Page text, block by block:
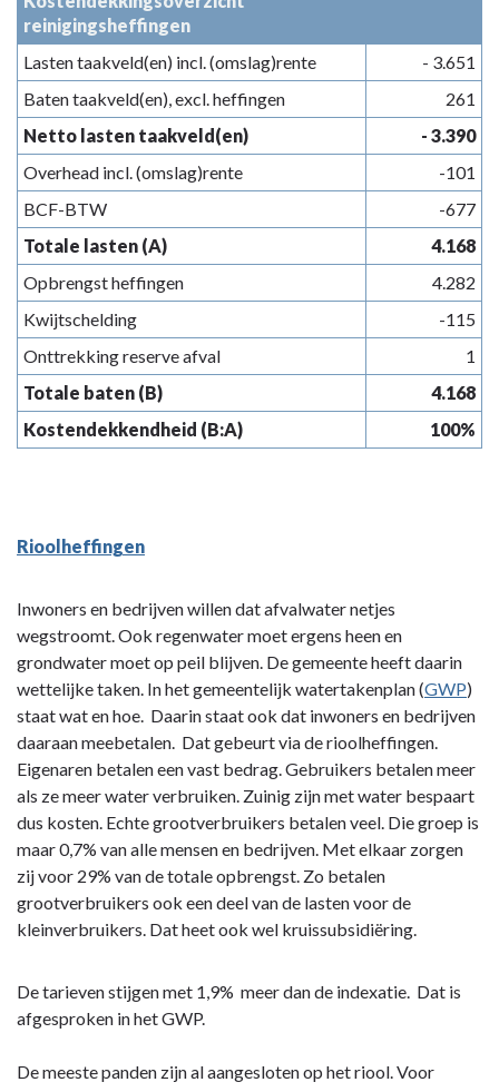
reinigingsheffingen
Lasten taakveld(en) incl. (omslag)rente
- 3.651
Baten taakveld(en), excl. heffingen
261
Netto lasten taakveld(en)
- 3.390
Overhead incl. (omslag)rente
-101
BCF-BTW
-677
Totale lasten (A)
4.168
Opbrengst heffingen
4.282
Kwijtschelding
-115
Onttrekking reserve afval
1
Totale baten (B)
4.168
Kostendekkendheid (B:A)
100%
Rioolheffingen
Inwoners en bedrijven willen dat afvalwater netjes
wegstroomt. Ook regenwater moet ergens heen en
grondwater moet op peil blijven. De gemeente heeft daarin
wettelijke taken. In het gemeentelijk watertakenplan (GWP)
staat wat en hoe. Daarin staat ook dat inwoners en bedrijven
daaraan meebetalen. Dat gebeurt via de rioolheffingen.
Eigenaren betalen een vast bedrag. Gebruikers betalen meer
als ze meer water verbruiken. Zuinig zijn met water bespaart
dus kosten. Echte grootverbruikers betalen veel. Die groep is
maar 0,7% van alle mensen en bedrijven. Met elkaar zorgen
zij voor 29% van de totale opbrengst. Zo betalen
grootverbruikers ook een deel van de lasten voor de
kleinverbruikers. Dat heet ook wel kruissubsidiëring.
De tarieven stijgen met 1,9% meer dan de indexatie. Dat is
afgesproken in het GWP.
De meeste panden zijn al aangesloten op het riool. Voor